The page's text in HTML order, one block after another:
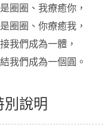
圈圈、我療癒你，
圈圈、你療癒我，
我們成為一體，
我們成為一個圓。
別說明